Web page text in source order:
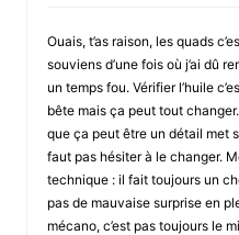
Ouais, t’as raison, les quads
souviens d’une fois où j’ai dû
un temps fou. Vérifier l’huile
bête mais ça peut tout
que ça peut être un détail met
faut pas hésiter à le changer.
technique : il fait toujours un
pas de mauvaise surprise en
mécano, c’est pas toujours le